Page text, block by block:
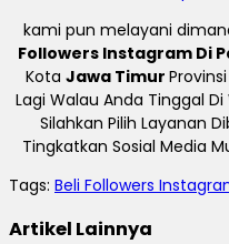
kami pun melayani
Followers Instagram Di
Kota Jawa Timur Provinsi
Lagi Walau Anda Tinggal
Silahkan Pilih Layanan
Tingkatkan Sosial Media
Tags: Beli Followers
Artikel Lainnya